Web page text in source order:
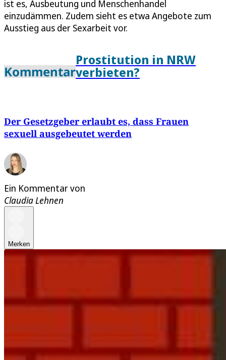
ist es, Ausbeutung und Menschenhandel
einzudämmen. Zudem sieht es etwa Angebote zum
Ausstieg aus der Sexarbeit vor.
Kommentar
Prostitution in NRW
verbieten?
Der Gesetzgeber erlaubt es, dass Frauen
sexuell ausgebeutet werden
Ein Kommentar von
Claudia Lehnen
Merken